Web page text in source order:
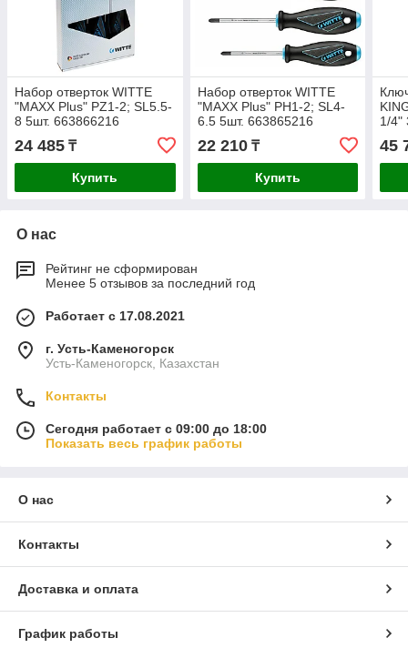
Набор отверток WITTE
"MAXX Plus" PZ1-2; SL5.5-
8 5шт. 663866216
24 485 ₸
Купить
Набор отверток WITTE
"MAXX Plus" PH1-2; SL4-
6.5 5шт. 663865216
22 210₸
Купить
1/4"
45
О нас
Рейтинг не сформирован
Менее 5 отзывов за последний год
Работает с 17.08.2021
г. Усть-Каменогорск
Усть-Каменогорск, Казахстан
Контакты
Сегодня работает с 09:00 до 18:00
Показать весь график работы
О нас
Контакты
Доставка и оплата
График работы